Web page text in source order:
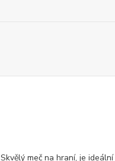
Skvělý meč na hraní, je